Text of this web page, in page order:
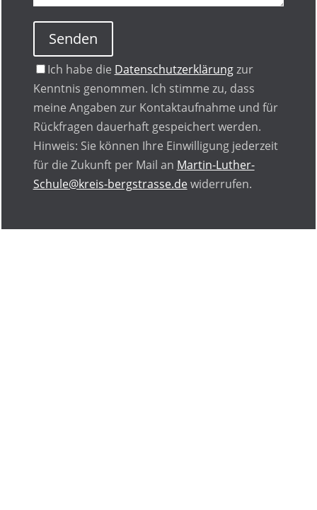
Senden
Ich habe die Datenschutzerklärungzur
Kenntnis genommen. Ich stimme zu, dass
meine Angaben zur Kontaktaufnahme und für
Rückfragen dauerhaft gespeichert werden.
Hinweis: Sie können Ihre Einwilligung jederzeit
für die Zukunft per Mail an Martin-Luther-
Schule@kreis-bergstrasse.dewiderrufen.